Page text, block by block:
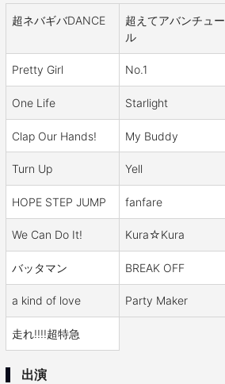
超ネバギバDANCE
超えてアバンチュー
ル
Pretty Girl No.1
One Life Starlight
Clap Our Hands! My Buddy
Turn Up Yell
HOPE STEP JUMP fanfare
We Can Do It! Kura☆Kura
バッタマン BREAK OFF
a kind of love Party Maker
走れ!!!!超特急
出演